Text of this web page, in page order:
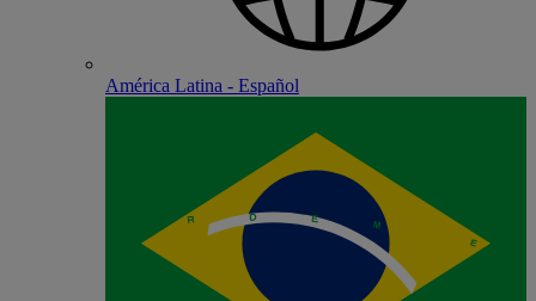
América Latina - Español